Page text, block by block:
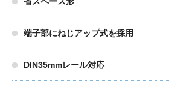
端子部にねじアップ式を採用
DIN35mmレール対応